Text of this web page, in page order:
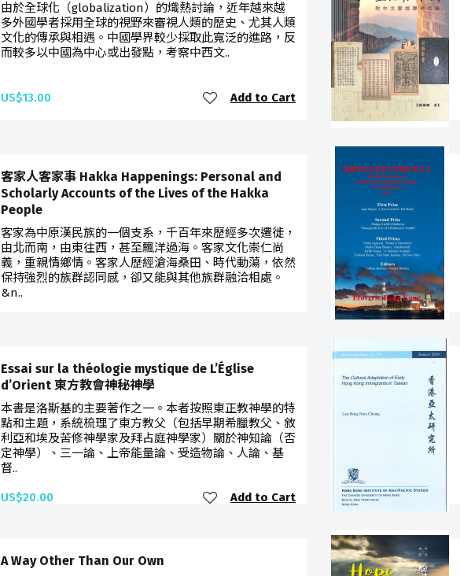
由於全球化（globalization）的熾熱討論，近年越來越
多外國學者採用全球的視野來審視人類的歷史、尤其人類
文化的傳承與相遇。中國學界較少採取此寬泛的進路，反
而較多以中國為中心或出發點，考察中西文..
US$13.00 Add to Cart
客家人客家事 Hakka Happenings: Personal and
Scholarly Accounts of the Lives of the Hakka
People
客家為中原漢民族的一個支系，千百年來歷經多次遷徙，
由北而南，由東往西，甚至飄洋過海。客家文化崇仁尚
義，重親情鄉情。客家人歷經滄海桑田、時代動蕩，依然
保持強烈的族群認同感，卻又能與其他族群融洽相處。
&n..
Essai sur la théologie mystique de L’Église
d’Orient 東方教會神秘神學
本書是洛斯基的主要著作之一。本者按照東正教神學的特
點和主題，系統梳理了東方教父（包括早期希臘教父、敘
利亞和埃及苦修神學家及拜占庭神學家）關於神知論（否
定神學）、三一論、上帝能量論、受造物論、人論、基
督..
US$20.00 Add to Cart
A Way Other Than Our Own